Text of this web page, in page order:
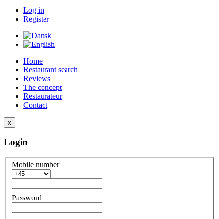
Log in
Register
Home
Restaurant search
Reviews
The concept
Restaurateur
Contact
x
Login
Mobile number
Password